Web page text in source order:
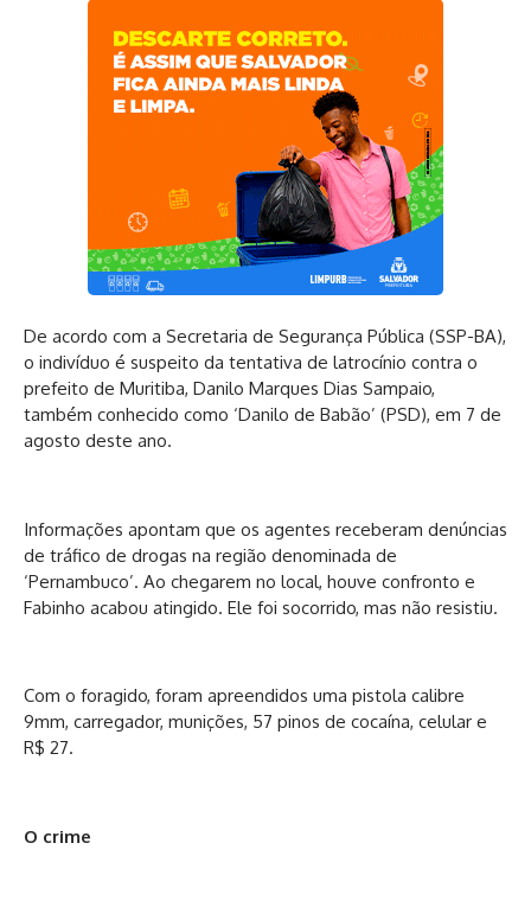
De acordo com a Secretaria de Segurança Pública (SSP-BA),
o indivíduo é suspeito da tentativa de latrocínio contra o
prefeito de Muritiba, Danilo Marques Dias Sampaio,
também conhecido como ‘Danilo de Babão’ (PSD), em 7 de
agosto deste ano.
Informações apontam que os agentes receberam denúncias
de tráfico de drogas na região denominada de
‘Pernambuco’. Ao chegarem no local, houve confronto e
Fabinho acabou atingido. Ele foi socorrido, mas não resistiu.
Com o foragido, foram apreendidos uma pistola calibre
9mm, carregador, munições, 57 pinos de cocaína, celular e
R$ 27.
O crime